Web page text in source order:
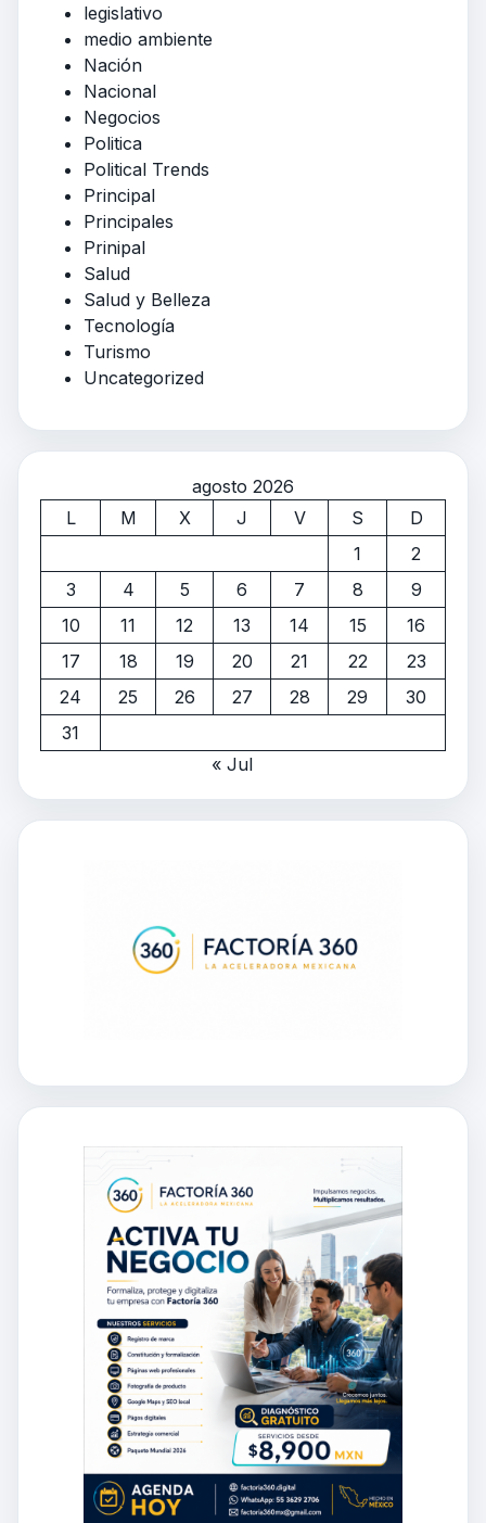
legislativo
medio ambiente
Nación
Nacional
Negocios
Politica
Political Trends
Principal
Principales
Prinipal
Salud
Salud y Belleza
Tecnología
Turismo
Uncategorized
agosto 2026
L
M X J V S
D
1
2
3
4 5 6 7 8
9
10
11 12 13 14 15
16
17
18 19 20 21 22
23
24
25 26 27 28 29
30
31
« Jul